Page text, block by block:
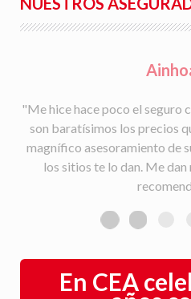
"Facilidad para la
del parte a la aseguradora, y
peritación y
años